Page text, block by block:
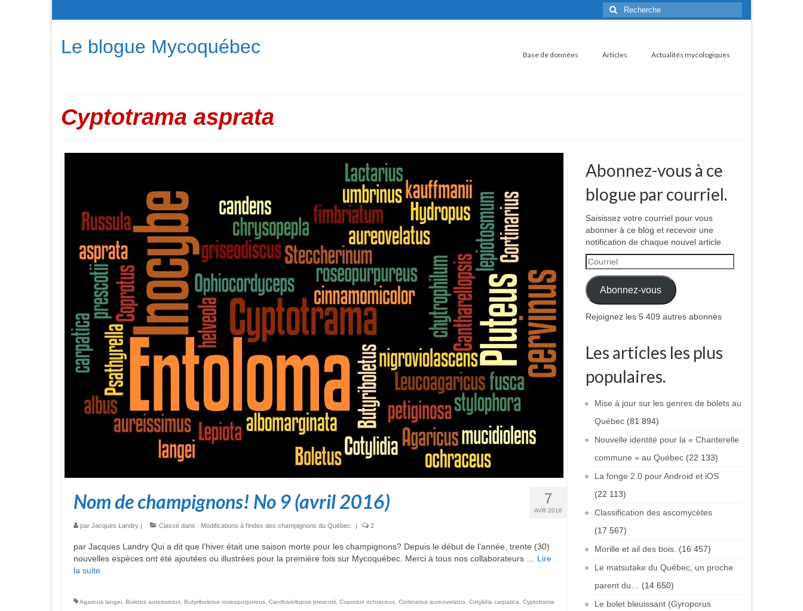
Rechercher
:
Le blogue Mycoquébec Base de données Articles Actualités mycologiques
Cyptotrama asprata
7
AVR 2016
Nom de champignons! No 9 (avril 2016)
par Jacques Landry | Classé dans : Modifications à l'index des champignons du Québec | 2
par Jacques Landry Qui a dit que l’hiver était une saison morte pour les champignons? Depuis le début de l’année, trente (30)
nouvelles espèces ont été ajoutées ou illustrées pour la première fois sur Mycoquébec. Merci à tous nos collaborateurs … Lire
la suite­­
Agaricus langei Boletus aureissimus Butyriboletus roseopurpureus Cantharellopsis prescotii Coprotus ochraceus Cortinarius aureovelatus Cotylidia carpatica
Cyptotrama
Abonnez-vous à ce
blogue par courriel.
Saisissez votre courriel pour vous
abonner à ce blog et recevoir une
notification de chaque nouvel article
Courriel
Abonnez-vous
Rejoignez les 5 409 autres abonnés
Les articles les plus
populaires.
Mise à jour sur les genres de bolets au
Québec (81 894)
Nouvelle identité pour la « Chanterelle
commune » au Québec (22 133)
La fonge 2.0 pour Android et iOS
(22 113)
Classification des ascomycètes
(17 567)
Morille et ail des bois. (16 457)
Le matsutake du Québec, un proche
parent du…
(14 650)
Le bolet bleuissant (Gyroporus